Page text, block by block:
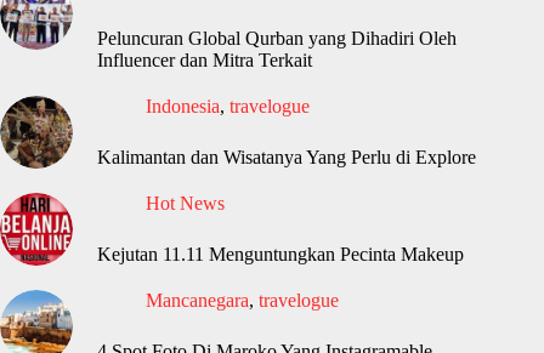
Peluncuran Global Qurban yang Dihadiri Oleh
Influencer dan Mitra Terkait
Indonesia, travelogue
Kalimantan dan Wisatanya Yang Perlu di Explore
Hot News
Kejutan 11.11 Menguntungkan Pecinta Makeup
Mancanegara, travelogue